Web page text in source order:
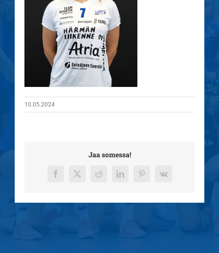
10.05.2024
Jaa somessa!
Facebook
X RedditLinkedInPinterest
Vk